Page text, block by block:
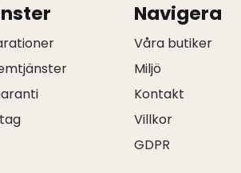
Navigera
Våra butiker
Miljö
Kontakt
Villkor
GDPR